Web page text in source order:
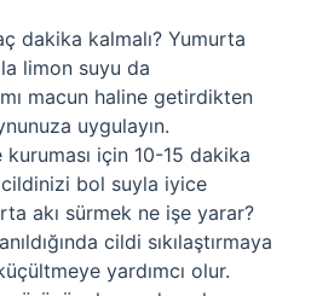
dakika kalmalı? Yumurta
limon suyu da
macun haline getirdikten
uygulayın.
için 10-15 dakika
bol suyla iyice
akı sürmek ne işe yarar?
cildi sıkılaştırmaya
yardımcı olur.